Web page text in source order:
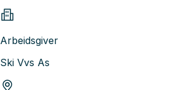
Arbeidsgiver
Ski Vvs As